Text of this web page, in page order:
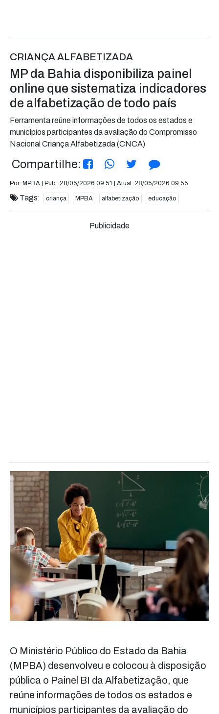
CRIANÇA ALFABETIZADA
MP da Bahia disponibiliza painel
online que sistematiza indicadores
de alfabetização de todo país
Ferramenta reúne informações de todos os estados e
municípios participantes da avaliação do Compromisso
Nacional Criança Alfabetizada (CNCA)
Compartilhe:
Por: MPBA | Pub.: 28/05/2026 09:51 | Atual.:28/05/2026 09:55
Tags: criança MPBA alfabetização educação
Publicidade
O Ministério Público do Estado da Bahia
(MPBA) desenvolveu e colocou à disposição
pública o Painel BI da Alfabetização, que
reúne informações de todos os estados e
municípios participantes da avaliação do